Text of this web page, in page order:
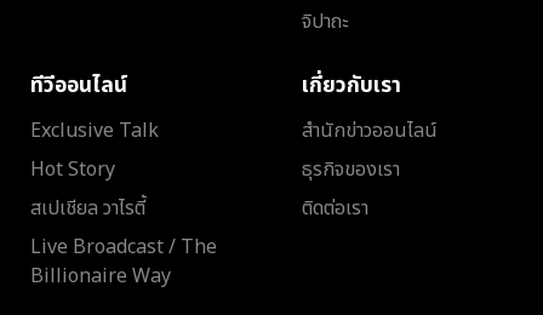
จิปาถะ
ทีวีออนไลน์
Exclusive Talk
Hot Story
สเปเชียล วาไรตี้
Live Broadcast / The
Billionaire Way
เกี่ยวกับเรา
สำนักข่าวออนไลน์
ธุรกิจของเรา
ติดต่อเรา